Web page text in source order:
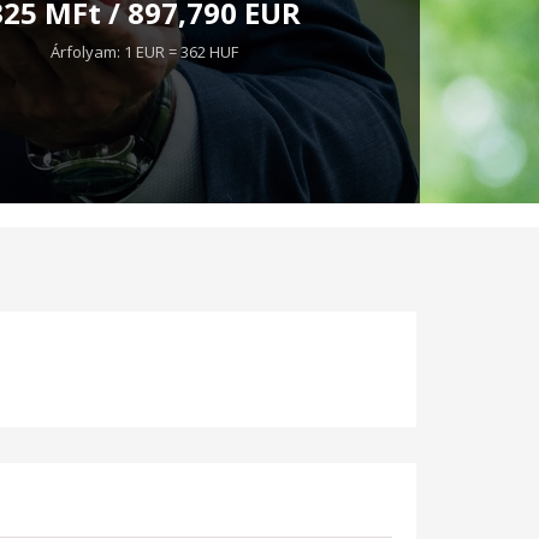
MFt / 897,790 EUR
Árfolyam: 1 EUR = 362 HUF